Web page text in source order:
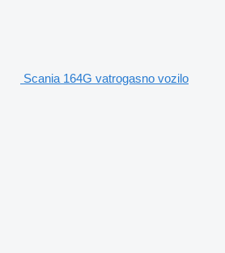
Scania 164G vatrogasno vozilo